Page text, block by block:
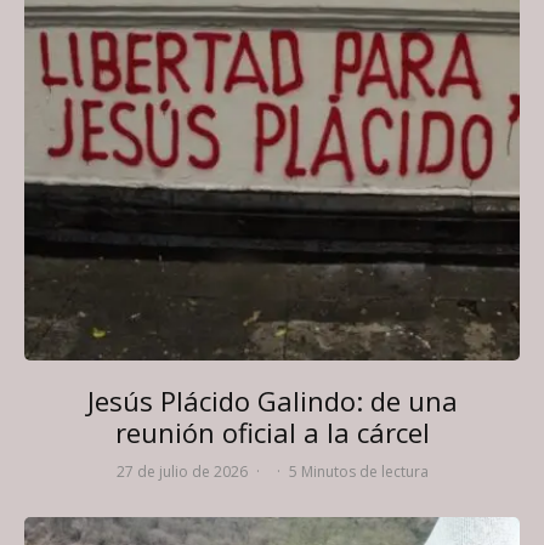
Jesús Plácido Galindo: de una
reunión oficial a la cárcel
27 de julio de 2026 · · 5 Minutos de lectura